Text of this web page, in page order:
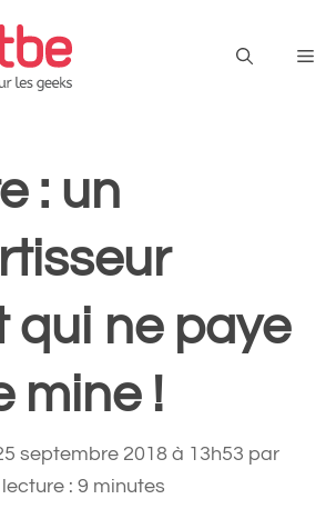
: un
qui ne paye
mine !
septembre 2018 à 13h53 par
: 9 minutes